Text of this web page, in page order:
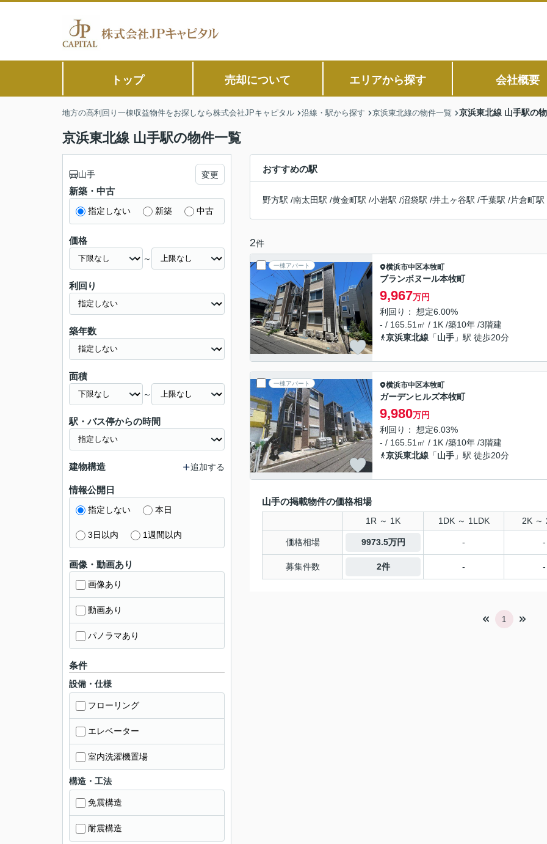
トップ 売却について エリアから探す 会社概要
地方の高利回り一棟収益物件をお探しなら株式会社JPキャピタル 沿線・駅から探す 京浜東北線の物件一覧 京浜東北線 山手駅の
京浜東北線 山手駅の物件一覧
おすすめの駅
野方駅 /南太田駅 /黄金町駅 /小岩駅 /沼袋駅 /井土ヶ谷駅 /千葉駅 /片倉町駅
2件
一棟アパート 横浜市中区本牧町
ブランボヌール本牧町
9,967万円
利回り： 想定6.00%
- / 165.51㎡ / 1K /築10年 /3階建
京浜東北線 「山手 」駅 徒歩20分
一棟アパート 横浜市中区本牧町
ガーデンヒルズ本牧町
9,980万円
利回り： 想定6.03%
- / 165.51㎡ / 1K /築10年 /3階建
京浜東北線 「山手 」駅 徒歩20分
山手の掲載物件の価格相場
1R ～ 1K 1DK ～ 1LDK 2K ～
価格相場 9973.5万円 - -
募集件数 2件 - -
1
山手 変更
新築・中古
指定しない 新築 中古
価格
～
利回り
築年数
面積
～
駅・バス停からの時間
建物構造 追加する
情報公開日
指定しない 本日
3日以内 1週間以内
画像・動画あり
画像あり
動画あり
パノラマあり
条件
設備・仕様
フローリング
エレベーター
室内洗濯機置場
構造・工法
免震構造
耐震構造